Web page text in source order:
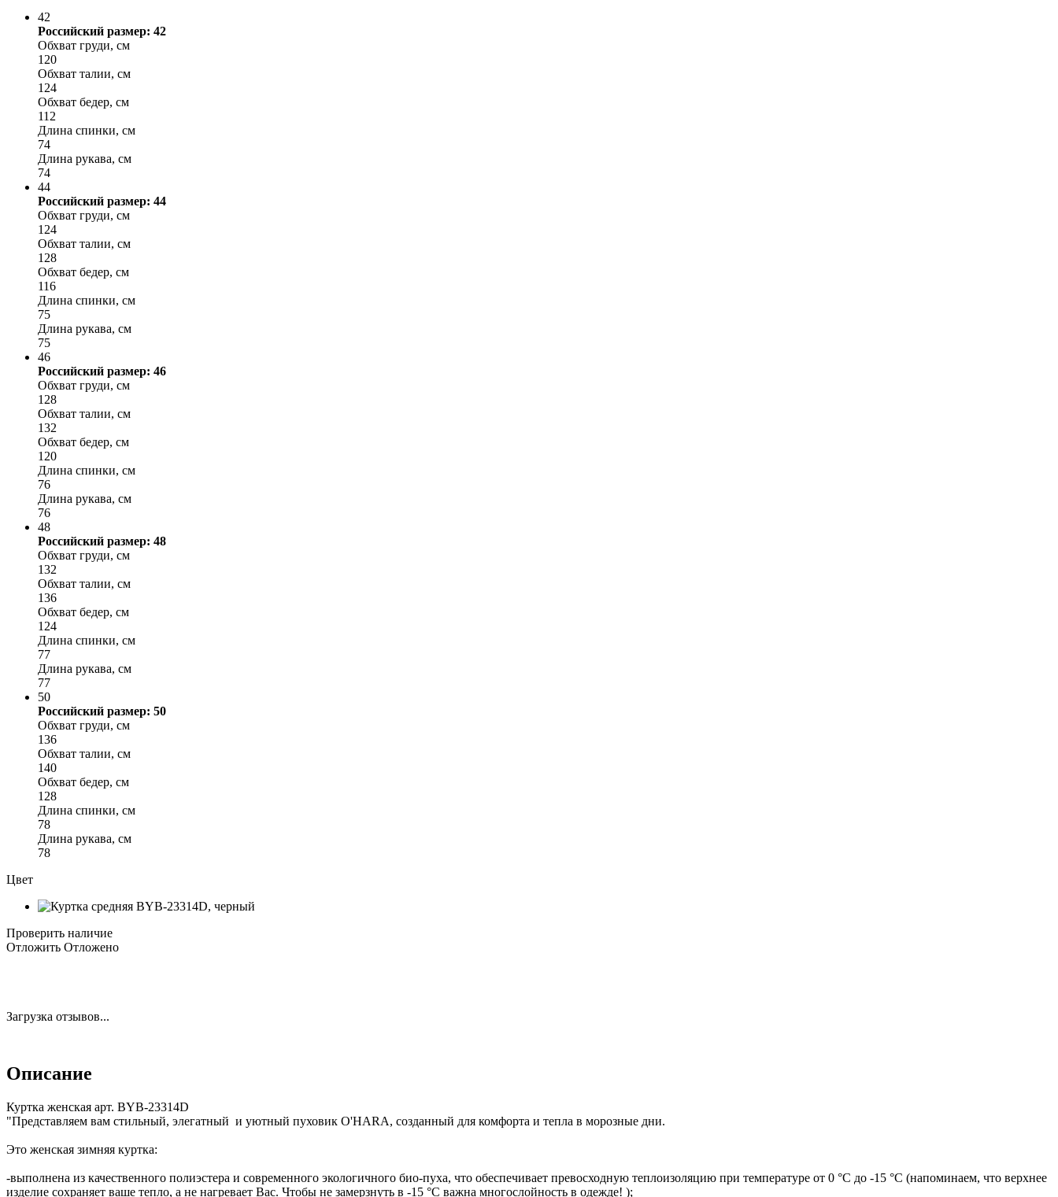
42
Российский размер: 42
Обхват груди, см
120
Обхват талии, см
124
Обхват бедер, см
112
Длина спинки, см
74
Длина рукава, см
74
44
Российский размер: 44
Обхват груди, см
124
Обхват талии, см
128
Обхват бедер, см
116
Длина спинки, см
75
Длина рукава, см
75
46
Российский размер: 46
Обхват груди, см
128
Обхват талии, см
132
Обхват бедер, см
120
Длина спинки, см
76
Длина рукава, см
76
48
Российский размер: 48
Обхват груди, см
132
Обхват талии, см
136
Обхват бедер, см
124
Длина спинки, см
77
Длина рукава, см
77
50
Российский размер: 50
Обхват груди, см
136
Обхват талии, см
140
Обхват бедер, см
128
Длина спинки, см
78
Длина рукава, см
78
Цвет
Проверить наличие
Отложить Отложено
Загрузка отзывов...
Описание
Куртка женская арт. BYB-23314D
"Представляем вам стильный, элегатный и уютный пуховик O'HARA, созданный для комфорта и тепла в морозные дни.
Это женская зимняя куртка:
-выполнена из качественного полиэстера и современного экологичного био-пуха, что обеспечивает превосходную теплоизоляцию при температуре от 0 °C до -15 °C (напоминаем, что верхнее
изделие сохраняет ваше тепло, а не нагревает Вас. Чтобы не замерзнуть в -15 °C важна многослойность в одежде! );